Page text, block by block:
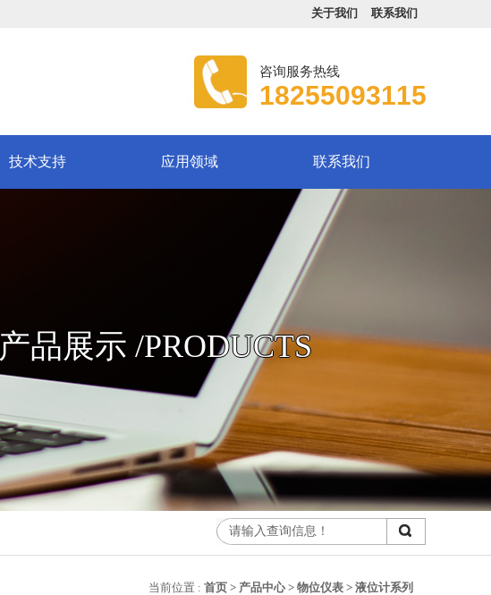
关于我们 联系我们
咨询服务热线
18255093115
技术支持 应用领域 联系我们
产品展示 /PRODUCTS
当前位置 : 首页 > 产品中心 > 物位仪表 > 液位计系列